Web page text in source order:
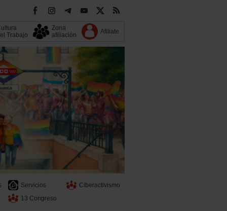
Trabajo
Zona
afiliación
Afiliate
Servicios
Ciberactivismo
13 Congreso